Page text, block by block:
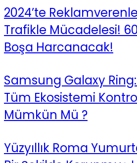
2024’te
Trafikle Mücadelesi!
Boşa Harcanacak!
Samsung Galaxy
Tüm Ekosistemi
Mümkün Mü ?
Yüzyıllık Roma